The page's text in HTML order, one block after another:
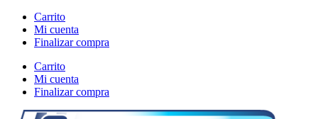
Carrito
Mi cuenta
Finalizar compra
Carrito
Mi cuenta
Finalizar compra